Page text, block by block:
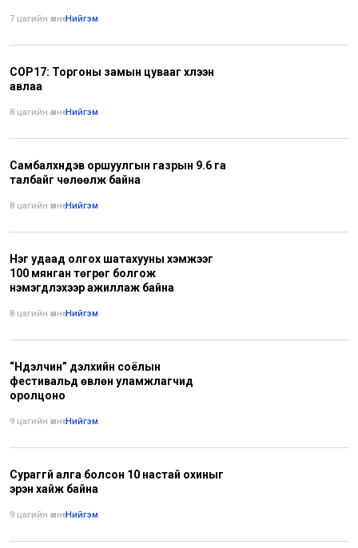
7 цагийн өмнө•Нийгэм
COP17: Торгоны замын цувааг хүлээн
авлаа
8 цагийн өмнө•Нийгэм
Самбалхүндэв оршуулгын газрын 9.6 га
талбайг чөлөөлж байна
8 цагийн өмнө•Нийгэм
Нэг удаад олгох шатахууны хэмжээг
100 мянган төгрөг болгож
нэмэгдүүлэхээр ажиллаж байна
8 цагийн өмнө•Нийгэм
“Нүүдэлчин” дэлхийн соёлын
фестивальд өвлөн уламжлагчид
оролцоно
9 цагийн өмнө•Нийгэм
Сураггүй алга болсон 10 настай охиныг
эрэн хайж байна
9 цагийн өмнө•Нийгэм